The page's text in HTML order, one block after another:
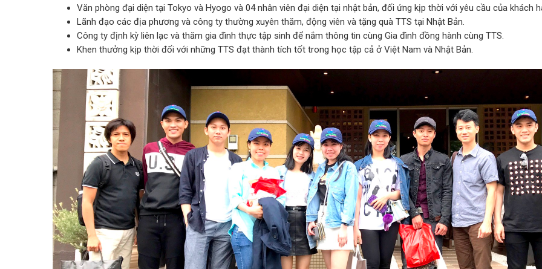
Văn phòng đại diện tại Tokyo và Hyogo và 04 nhân viên đại diện tại nhật bản, đối ứng kịp thời với yêu cầu của khách
Lãnh đạo các địa phương và công ty thường xuyên thăm, động viên và tặng quà TTS tại Nhật Bản.
Công ty định kỳ liên lạc và thăm gia đình thực tập sinh để nắm thông tin cùng Gia đình đồng hành cùng TTS.
Khen thưởng kịp thời đối với những TTS đạt thành tích tốt trong học tập cả ở Việt Nam và Nhật Bản.